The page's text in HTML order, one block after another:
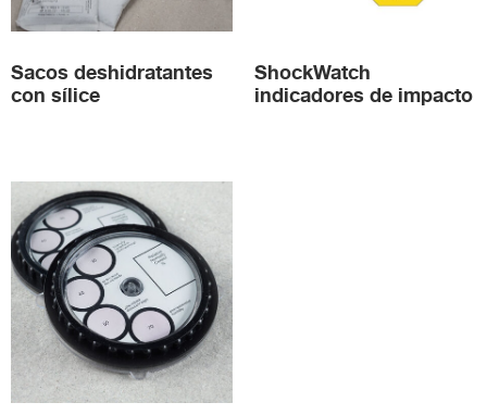
Sacos deshidratantes
con sílice
ShockWatch
indicadores de impacto